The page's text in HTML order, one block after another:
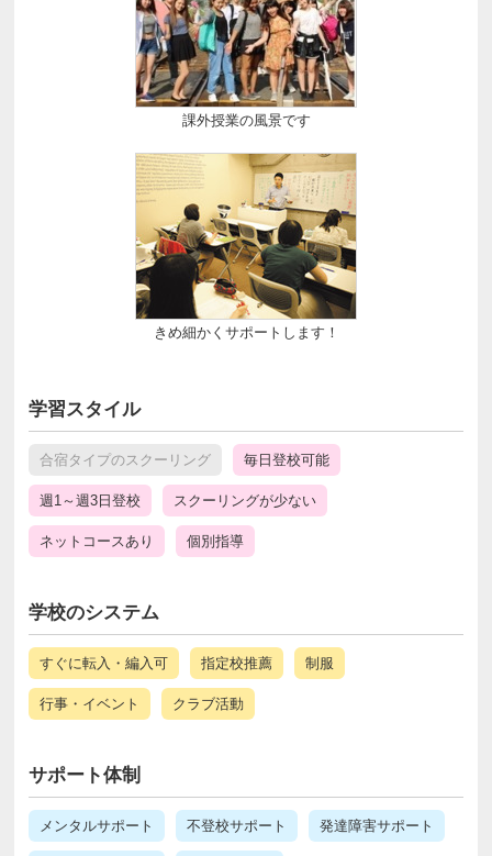
課外授業の風景です
きめ細かくサポートします！
学習スタイル
合宿タイプのスクーリング 毎日登校可能
週1～週3日登校 スクーリングが少ない
ネットコースあり 個別指導
学校のシステム
すぐに転入・編入可 指定校推薦 制服
行事・イベント クラブ活動
サポート体制
メンタルサポート 不登校サポート 発達障害サポート